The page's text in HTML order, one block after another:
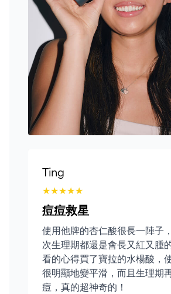
Ting
★★★★★
痘痘救星
使用他牌的杏仁酸很長一陣子
次生理期都還是會長又紅又腫
看的心得買了寶拉的水楊酸，
很明顯地變平滑，而且生理期
痘，真的超神奇的！